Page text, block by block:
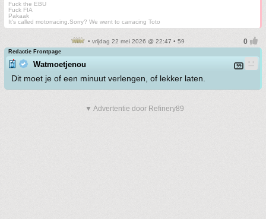
Fuck the EBU
Fuck FIA
Pakaak
It's called motorracing.Sorry? We went to carracing Toto
• vrijdag 22 mei 2026 @ 22:47 • 59
Redactie Frontpage
Watmoetjenou
Dit moet je of een minuut verlengen, of lekker laten.
▼ Advertentie door Refinery89